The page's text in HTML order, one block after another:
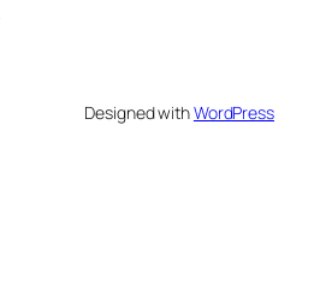
Designed withWordPress